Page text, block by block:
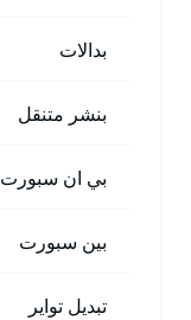
بدالات
بنشر متنقل
بي ان سبورت
بين سبورت
تبديل تواير